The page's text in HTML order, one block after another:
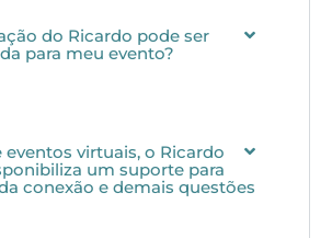
do Ricardo pode ser
para meu evento?
eventos virtuais, o Ricardo
um suporte para
conexão e demais questões